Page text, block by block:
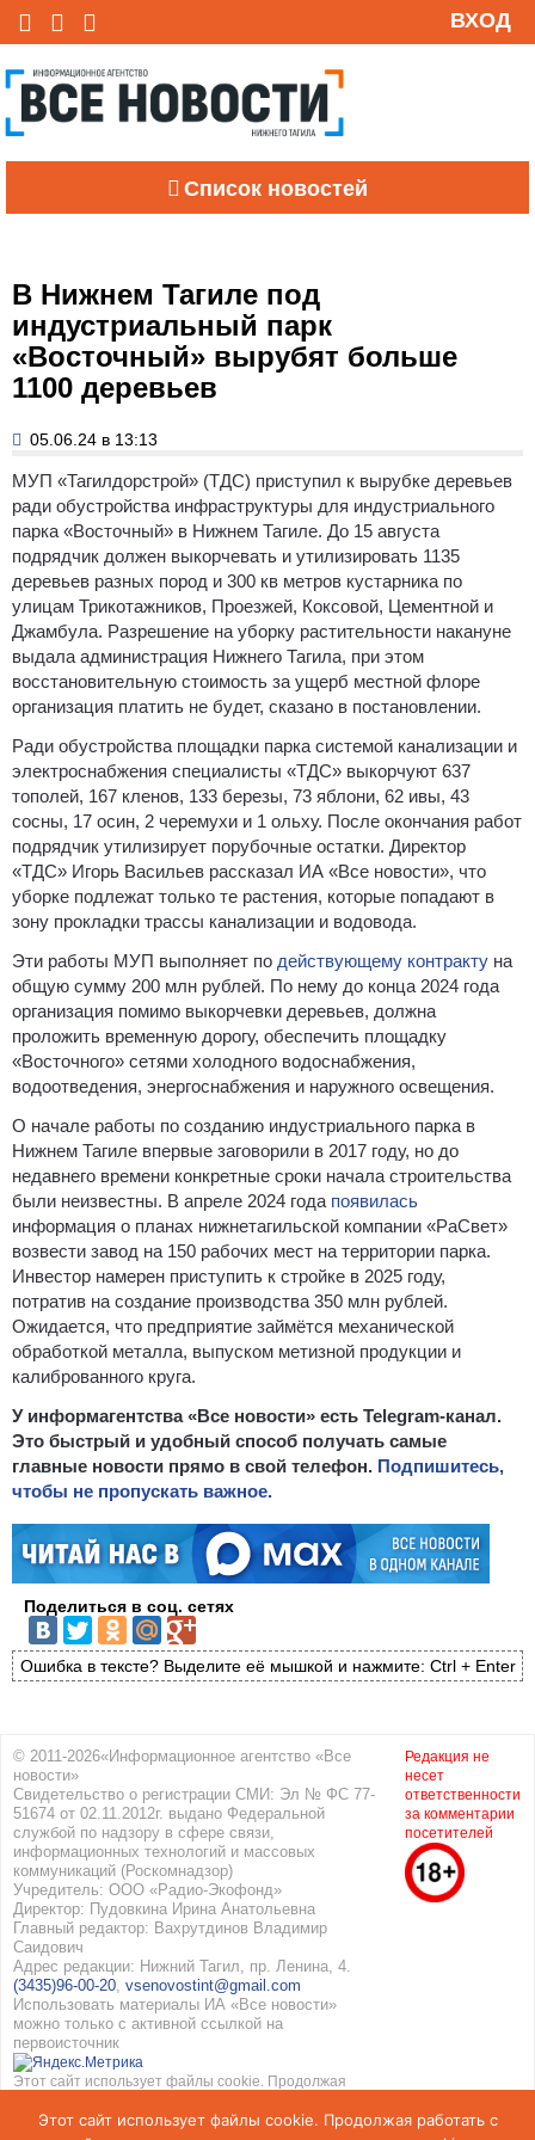
ВХОД
Список новостей
В Нижнем Тагиле под
индустриальный парк
«Восточный» вырубят больше
1100 деревьев
05.06.24 в 13:13
МУП «Тагилдорстрой» (ТДС) приступил к вырубке деревьев
ради обустройства инфраструктуры для индустриального
парка «Восточный» в Нижнем Тагиле. До 15 августа
подрядчик должен выкорчевать и утилизировать 1135
деревьев разных пород и 300 кв метров кустарника по
улицам Трикотажников, Проезжей, Коксовой, Цементной и
Джамбула. Разрешение на уборку растительности накануне
выдала администрация Нижнего Тагила, при этом
восстановительную стоимость за ущерб местной флоре
организация платить не будет, сказано в постановлении.
Ради обустройства площадки парка системой канализации и
электроснабжения специалисты «ТДС» выкорчуют 637
тополей, 167 кленов, 133 березы, 73 яблони, 62 ивы, 43
сосны, 17 осин, 2 черемухи и 1 ольху. После окончания работ
подрядчик утилизирует порубочные остатки. Директор
«ТДС» Игорь Васильев рассказал ИА «Все новости», что
уборке подлежат только те растения, которые попадают в
зону прокладки трассы канализации и водовода.
Эти работы МУП выполняет по действующему контракту на
общую сумму 200 млн рублей. По нему до конца 2024 года
организация помимо выкорчевки деревьев, должна
проложить временную дорогу, обеспечить площадку
«Восточного» сетями холодного водоснабжения,
водоотведения, энергоснабжения и наружного освещения.
О начале работы по созданию индустриального парка в
Нижнем Тагиле впервые заговорили в 2017 году, но до
недавнего времени конкретные сроки начала строительства
были неизвестны. В апреле 2024 года появилась
информация о планах нижнетагильской компании «РаСвет»
возвести завод на 150 рабочих мест на территории парка.
Инвестор намерен приступить к стройке в 2025 году,
потратив на создание производства 350 млн рублей.
Ожидается, что предприятие займётся механической
обработкой металла, выпуском метизной продукции и
калиброванного круга.
У информагентства «Все новости» есть Telegram-канал.
Это быстрый и удобный способ получать самые
главные новости прямо в свой телефон. Подпишитесь,
чтобы не пропускать важное.
Поделиться в соц. сетях
Ошибка в тексте? Выделите её мышкой и нажмите: Ctrl + Enter
© 2011-2026«Информационное агентство «Все
новости»
Свидетельство о регистрации СМИ: Эл № ФС 77-
51674 от 02.11.2012г. выдано Федеральной
службой по надзору в сфере связи,
информационных технологий и массовых
коммуникаций (Роскомнадзор)
Учредитель: ООО «Радио-Экофонд»
Директор: Пудовкина Ирина Анатольевна
Главный редактор: Вахрутдинов Владимир
Саидович
Адрес редакции: Нижний Тагил, пр. Ленина, 4.
(3435)96-00-20, vsenovostint@gmail.com
Использовать материалы ИА «Все новости»
можно только с активной ссылкой на
первоисточник
Этот сайт использует файлы cookie. Продолжая
использованием cookie. Подробнее вПолитике
Редакция не
несет
ответственности
за комментарии
посетителей
Этот сайт использует файлы cookie. Продолжая работать с